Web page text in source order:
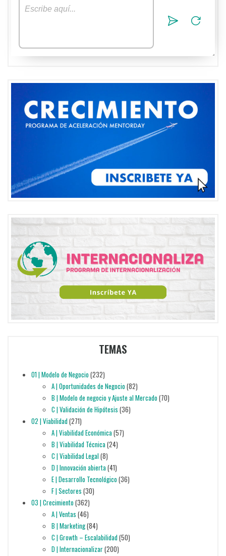
TEMAS
01 | Modelo de Negocio(232)
A | Oportunidades de Negocio(82)
B | Modelo de negocio y Ajuste al Mercado(70)
C | Validación de Hipótesis (36)
02 | Viabilidad(271)
A | Viabilidad Económica(57)
B | Viabilidad Técnica(24)
C | Viabilidad Legal(8)
D | Innovación abierta(41)
E | Desarrollo Tecnológico(36)
F | Sectores (30)
03 | Crecimiento(362)
A | Ventas (46)
B | Marketing(84)
C | Growth – Escalabilidad(50)
D | Internacionalizar(200)